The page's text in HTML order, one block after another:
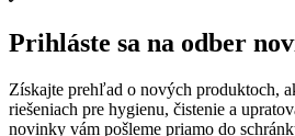
Prihláste sa na odber
Získajte prehľad o nových produktoch,
riešeniach pre hygienu, čistenie a
novinky vám pošleme priamo do